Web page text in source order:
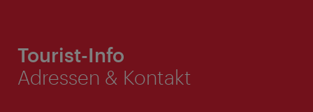
Tourist-Info
Adressen & Kontakt